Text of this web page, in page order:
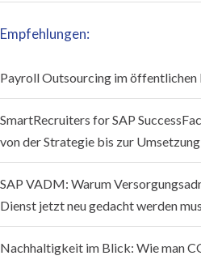
Empfehlungen:
Payroll Outsourcing im öffentlichen
SmartRecruiters for SAP
von der Strategie bis zur Umsetzung
SAP VADM: Warum
Dienst jetzt neu gedacht werden
Nachhaltigkeit im Blick: Wie man